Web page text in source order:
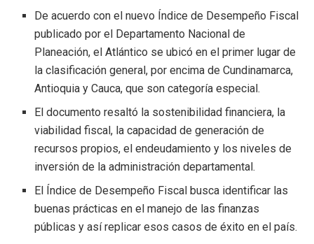
De acuerdo con el nuevo Índice de Desempeño Fiscal
publicado por el Departamento Nacional de
Planeación, el Atlántico se ubicó en el primer lugar de
la clasificación general, por encima de Cundinamarca,
Antioquia y Cauca, que son categoría especial.
El documento resaltó la sostenibilidad financiera, la
viabilidad fiscal, la capacidad de generación de
recursos propios, el endeudamiento y los niveles de
inversión de la administración departamental.
El Índice de Desempeño Fiscal busca identificar las
buenas prácticas en el manejo de las finanzas
públicas y así replicar esos casos de éxito en el país.